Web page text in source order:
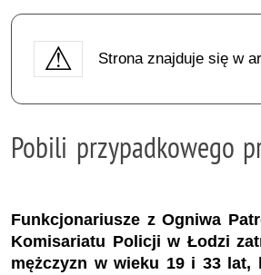
Strona znajduje się w
Pobili przypadkowego
Funkcjonariusze z Ogniwa
Komisariatu Policji w Łodzi
mężczyzn w wieku 19 i 33 lat,